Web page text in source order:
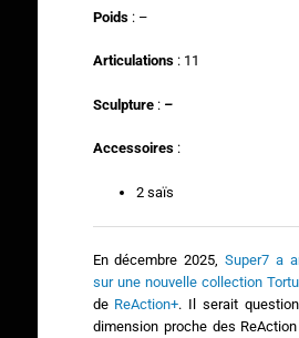
Poids: –
Articulations: 11
Sculpture : –
Accessoires:
2 saïs
En décembre 2025, Super7 a
sur une nouvelle collection
de ReAction+. Il serait
dimension proche des